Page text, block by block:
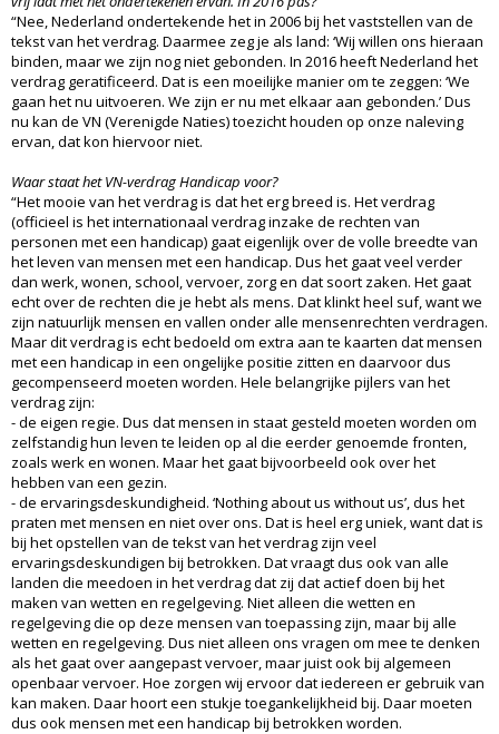
“Nee, Nederland ondertekende het in 2006 bij het vaststellen van de
tekst van het verdrag. Daarmee zeg je als land: ‘Wij willen ons hieraan
binden, maar we zijn nog niet gebonden. In 2016 heeft Nederland het
verdrag geratificeerd. Dat is een moeilijke manier om te zeggen: ‘We
gaan het nu uitvoeren. We zijn er nu met elkaar aan gebonden.’ Dus
nu kan de VN (Verenigde Naties) toezicht houden op onze naleving
ervan, dat kon hiervoor niet.
Waar staat het VN-verdrag Handicap voor?
“Het mooie van het verdrag is dat het erg breed is. Het verdrag
(officieel is het internationaal verdrag inzake de rechten van
personen met een handicap) gaat eigenlijk over de volle breedte van
het leven van mensen met een handicap. Dus het gaat veel verder
dan werk, wonen, school, vervoer, zorg en dat soort zaken. Het gaat
echt over de rechten die je hebt als mens. Dat klinkt heel suf, want we
zijn natuurlijk mensen en vallen onder alle mensenrechten verdragen.
Maar dit verdrag is echt bedoeld om extra aan te kaarten dat mensen
met een handicap in een ongelijke positie zitten en daarvoor dus
gecompenseerd moeten worden. Hele belangrijke pijlers van het
verdrag zijn:
- de eigen regie. Dus dat mensen in staat gesteld moeten worden om
zelfstandig hun leven te leiden op al die eerder genoemde fronten,
zoals werk en wonen. Maar het gaat bijvoorbeeld ook over het
hebben van een gezin.
- de ervaringsdeskundigheid. ‘Nothing about us without us’, dus het
praten met mensen en niet over ons. Dat is heel erg uniek, want dat is
bij het opstellen van de tekst van het verdrag zijn veel
ervaringsdeskundigen bij betrokken. Dat vraagt dus ook van alle
landen die meedoen in het verdrag dat zij dat actief doen bij het
maken van wetten en regelgeving. Niet alleen die wetten en
regelgeving die op deze mensen van toepassing zijn, maar bij alle
wetten en regelgeving. Dus niet alleen ons vragen om mee te denken
als het gaat over aangepast vervoer, maar juist ook bij algemeen
openbaar vervoer. Hoe zorgen wij ervoor dat iedereen er gebruik van
kan maken. Daar hoort een stukje toegankelijkheid bij. Daar moeten
dus ook mensen met een handicap bij betrokken worden.